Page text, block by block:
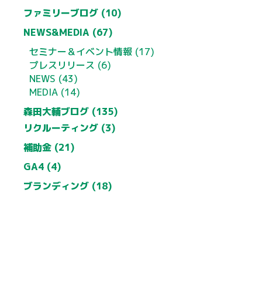
ファミリーブログ (10)
NEWS&MEDIA (67)
セミナー＆イベント情報 (17)
プレスリリース (6)
NEWS (43)
MEDIA (14)
森田大輔ブログ (135)
リクルーティング (3)
補助金 (21)
GA4 (4)
ブランディング (18)